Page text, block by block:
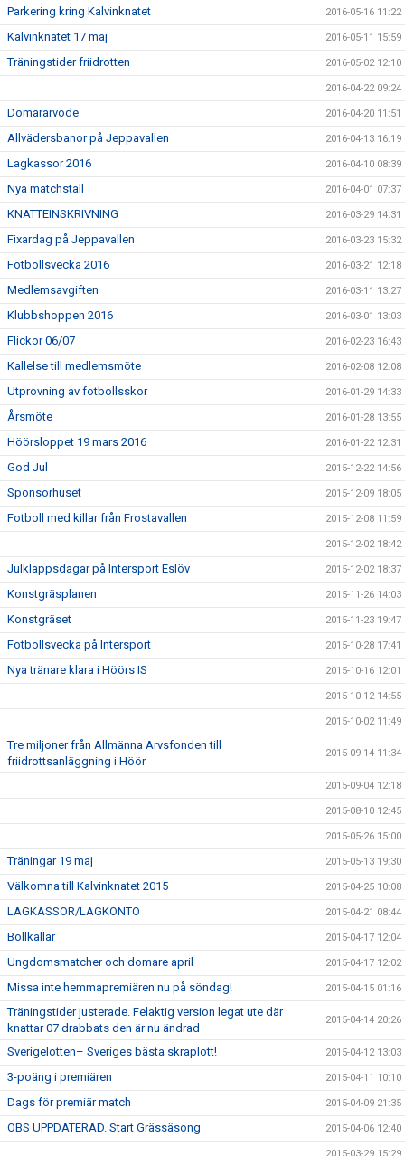
Parkering kring Kalvinknatet 2016-05-16 11:22
Kalvinknatet 17 maj 2016-05-11 15:59
Träningstider friidrotten 2016-05-02 12:10
2016-04-22 09:24
Domararvode 2016-04-20 11:51
Allvädersbanor på Jeppavallen 2016-04-13 16:19
Lagkassor 2016 2016-04-10 08:39
Nya matchställ 2016-04-01 07:37
KNATTEINSKRIVNING 2016-03-29 14:31
Fixardag på Jeppavallen 2016-03-23 15:32
Fotbollsvecka 2016 2016-03-21 12:18
Medlemsavgiften 2016-03-11 13:27
Klubbshoppen 2016 2016-03-01 13:03
Flickor 06/07 2016-02-23 16:43
Kallelse till medlemsmöte 2016-02-08 12:08
Utprovning av fotbollsskor 2016-01-29 14:33
Årsmöte 2016-01-28 13:55
Höörsloppet 19 mars 2016 2016-01-22 12:31
God Jul 2015-12-22 14:56
Sponsorhuset 2015-12-09 18:05
Fotboll med killar från Frostavallen 2015-12-08 11:59
2015-12-02 18:42
Julklappsdagar på Intersport Eslöv 2015-12-02 18:37
Konstgräsplanen 2015-11-26 14:03
Konstgräset 2015-11-23 19:47
Fotbollsvecka på Intersport 2015-10-28 17:41
Nya tränare klara i Höörs IS 2015-10-16 12:01
2015-10-12 14:55
2015-10-02 11:49
Tre miljoner från Allmänna Arvsfonden till
friidrottsanläggning i Höör
2015-09-14 11:34
2015-09-04 12:18
2015-08-10 12:45
2015-05-26 15:00
Träningar 19 maj 2015-05-13 19:30
Välkomna till Kalvinknatet 2015 2015-04-25 10:08
LAGKASSOR/LAGKONTO 2015-04-21 08:44
Bollkallar 2015-04-17 12:04
Ungdomsmatcher och domare april 2015-04-17 12:02
Missa inte hemmapremiären nu på söndag! 2015-04-15 01:16
Träningstider justerade. Felaktig version legat ute där
knattar 07 drabbats den är nu ändrad
2015-04-14 20:26
Sverigelotten– Sveriges bästa skraplott! 2015-04-12 13:03
3-poäng i premiären 2015-04-11 10:10
Dags för premiär match 2015-04-09 21:35
OBS UPPDATERAD. Start Grässäsong 2015-04-06 12:40